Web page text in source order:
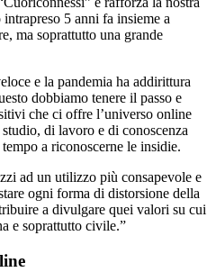
5 anni fa insieme a
ma soprattutto una grande
e la pandemia ha addirittura
dobbiamo tenere il passo e
che ci offre l’universo online
di lavoro e di conoscenza
a riconoscerne le insidie.
ad un utilizzo più consapevole e
ogni forma di distorsione della
a divulgare quei valori su cui
e soprattutto civile.”